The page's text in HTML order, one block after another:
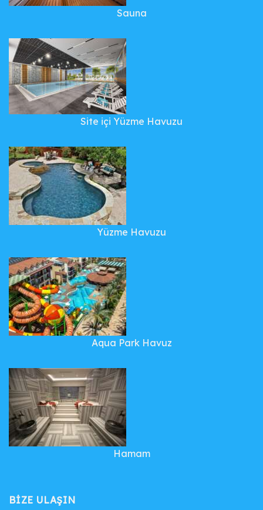
Sauna
Site içi Yüzme Havuzu
Yüzme Havuzu
Aqua Park Havuz
Hamam
BIZE ULAŞIN